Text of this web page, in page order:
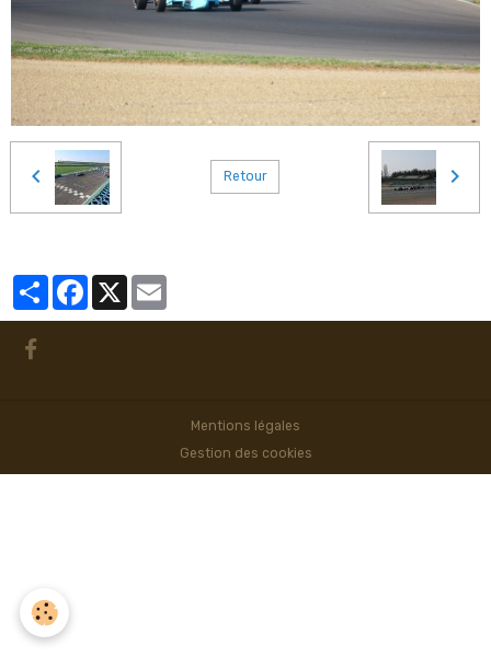
Retour
PartagerFacebook
X
Mentions légales
Gestion des cookies